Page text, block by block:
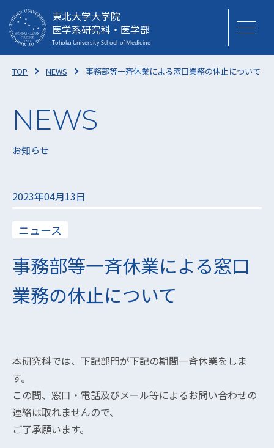
東北大学大学院
医学系研究科・医学部
TOP NEWS 事務部等一斉休業による窓口業務の休止について
お知らせ
2023年04月13日
ニュース
事務部等一斉休業による窓口
業務の休止について
本研究科では、下記部門が下記の期間一斉休業をしま
す。
この間、窓口・電話及びメール等によるお問い合わせの
連絡は取れませんので、
ご了承願います。